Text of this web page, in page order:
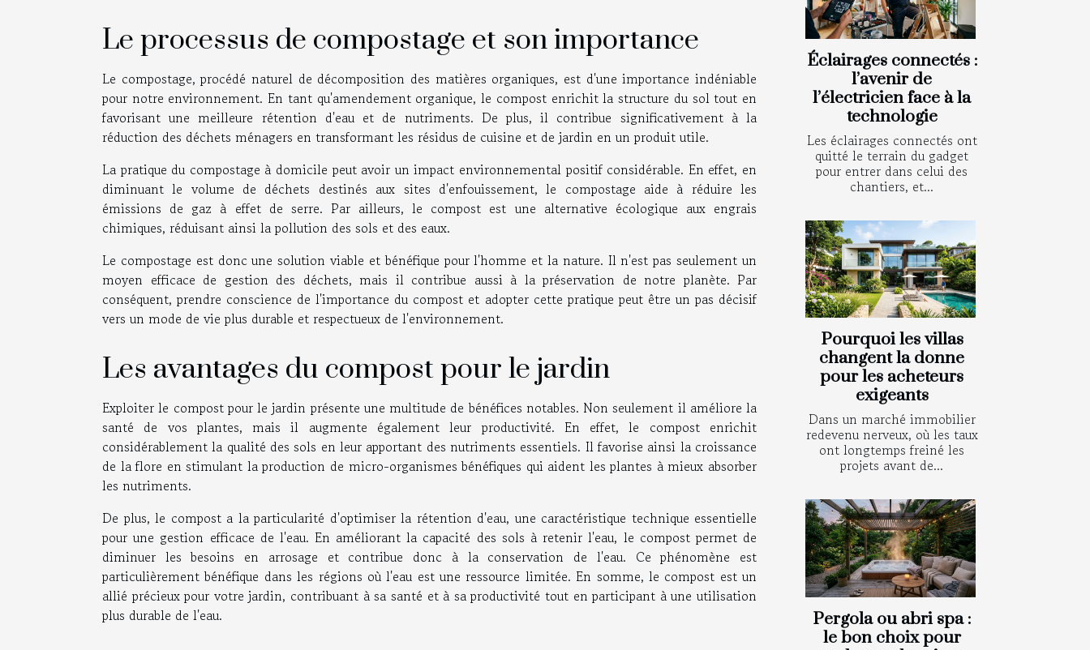
Le processus de compostage et son importance
Le compostage, procédé naturel de décomposition des matières organiques, est d'une importance indéniable
pour notre environnement. En tant qu'amendement organique, le compost enrichit la structure du sol tout en
favorisant une meilleure rétention d'eau et de nutriments. De plus, il contribue significativement à la
réduction des déchets ménagers en transformant les résidus de cuisine et de jardin en un produit utile.
La pratique du compostage à domicile peut avoir un impact environnemental positif considérable. En effet, en
diminuant le volume de déchets destinés aux sites d'enfouissement, le compostage aide à réduire les
émissions de gaz à effet de serre. Par ailleurs, le compost est une alternative écologique aux engrais
chimiques, réduisant ainsi la pollution des sols et des eaux.
Le compostage est donc une solution viable et bénéfique pour l'homme et la nature. Il n'est pas seulement un
moyen efficace de gestion des déchets, mais il contribue aussi à la préservation de notre planète. Par
conséquent, prendre conscience de l'importance du compost et adopter cette pratique peut être un pas décisif
vers un mode de vie plus durable et respectueux de l'environnement.
Les avantages du compost pour le jardin
Exploiter le compost pour le jardin présente une multitude de bénéfices notables. Non seulement il améliore la
santé de vos plantes, mais il augmente également leur productivité. En effet, le compost enrichit
considérablement la qualité des sols en leur apportant des nutriments essentiels. Il favorise ainsi la croissance
de la flore en stimulant la production de micro-organismes bénéfiques qui aident les plantes à mieux absorber
les nutriments.
De plus, le compost a la particularité d'optimiser la rétention d'eau, une caractéristique technique essentielle
pour une gestion efficace de l'eau. En améliorant la capacité des sols à retenir l'eau, le compost permet de
diminuer les besoins en arrosage et contribue donc à la conservation de l'eau. Ce phénomène est
particulièrement bénéfique dans les régions où l'eau est une ressource limitée. En somme, le compost est un
allié précieux pour votre jardin, contribuant à sa santé et à sa productivité tout en participant à une utilisation
plus durable de l'eau.
Éclairages connectés :
l’avenir de
l’électricien face à la
technologie
Les éclairages connectés ont
quitté le terrain du gadget
pour entrer dans celui des
chantiers, et...
Pourquoi les villas
changent la donne
pour les acheteurs
exigeants
Dans un marché immobilier
redevenu nerveux, où les taux
ont longtemps freiné les
projets avant de...
Pergola ou abri spa :
le bon choix pour